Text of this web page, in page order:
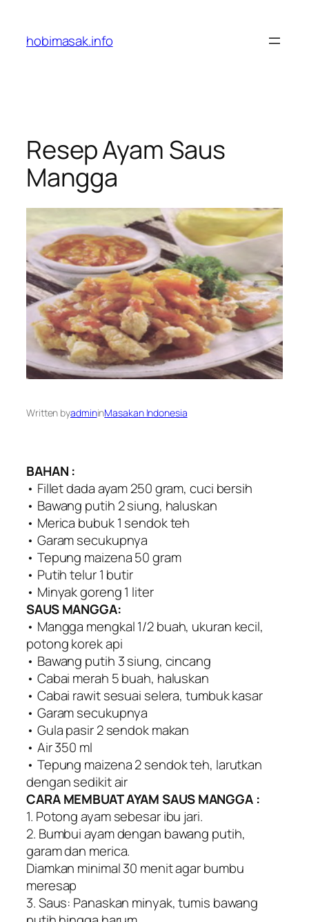
content
hobimasak.info
Resep Ayam Saus
Mangga
Written byadmininMasakan Indonesia
BAHAN :
• Fillet dada ayam 250 gram, cuci bersih
• Bawang putih 2 siung, haluskan
• Merica bubuk 1 sendok teh
• Garam secukupnya
• Tepung maizena 50 gram
• Putih telur 1 butir
• Minyak goreng 1 liter
SAUS MANGGA:
• Mangga mengkal 1/2 buah, ukuran kecil,
potong korek api
• Bawang putih 3 siung, cincang
• Cabai merah 5 buah, haluskan
• Cabai rawit sesuai selera, tumbuk kasar
• Garam secukupnya
• Gula pasir 2 sendok makan
• Air 350 ml
• Tepung maizena 2 sendok teh, larutkan
dengan sedikit air
CARA MEMBUAT AYAM SAUS MANGGA :
1. Potong ayam sebesar ibu jari.
2. Bumbui ayam dengan bawang putih,
garam dan merica.
Diamkan minimal 30 menit agar bumbu
meresap
3. Saus: Panaskan minyak, tumis bawang